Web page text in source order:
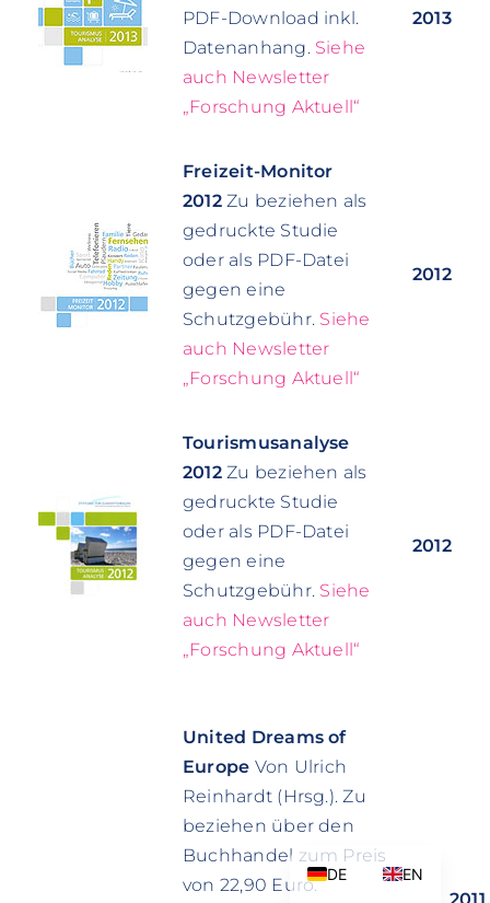
PDF-Download inkl.
Datenanhang. Siehe
auch Newsletter
„Forschung Aktuell“
2013
Freizeit-Monitor
2012Zu beziehen als
gedruckte Studie
oder als PDF-Datei
gegen eine
Schutzgebühr. Siehe
auch Newsletter
„Forschung Aktuell“
2012
Tourismusanalyse
2012Zu beziehen als
gedruckte Studie
oder als PDF-Datei
gegen eine
Schutzgebühr. Siehe
auch Newsletter
„Forschung Aktuell“
2012
United Dreams of
Europe Von Ulrich
Reinhardt (Hrsg.). Zu
beziehen über den
Buchhandel zum Preis
von 22,90 Euro.
DE EN